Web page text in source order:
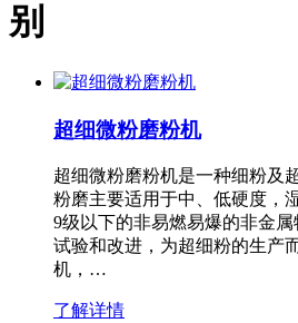
别
超细微粉磨粉机
超细微粉磨粉机是一种细粉及
粉磨主要适用于中、低硬度，
9级以下的非易燃易爆的非金
试验和改进，为超细粉的生产
机，…
了解详情